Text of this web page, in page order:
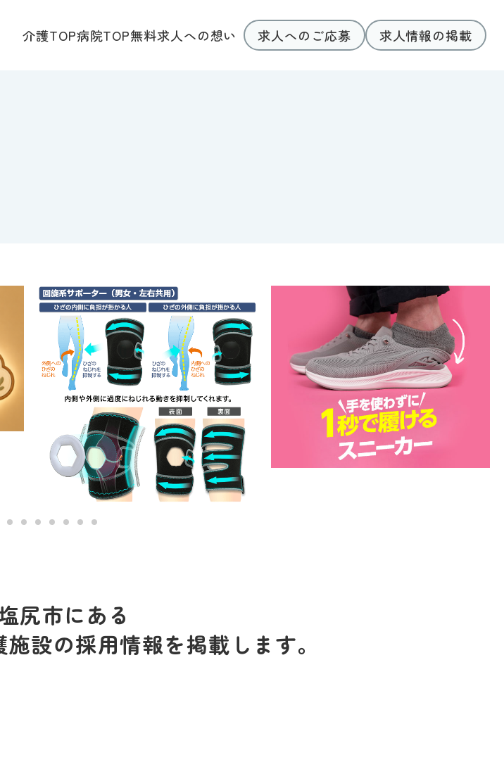
介護TOP病院TOP無料求人への想い 求人へのご応募 求人情報の掲載
尻市にある
設の採用情報を掲載します。